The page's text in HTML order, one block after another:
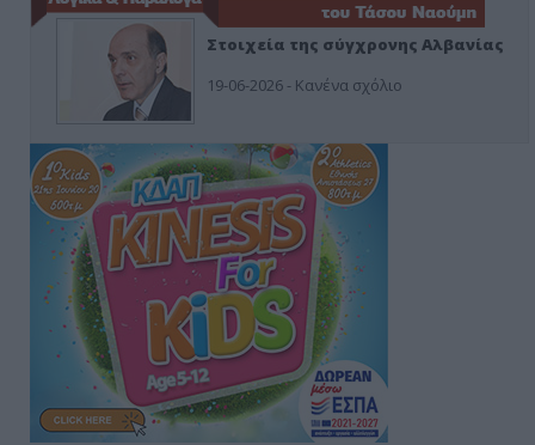
Στοιχεία της σύγχρονης Αλβανίας
19-06-2026 - Κανένα σχόλιο